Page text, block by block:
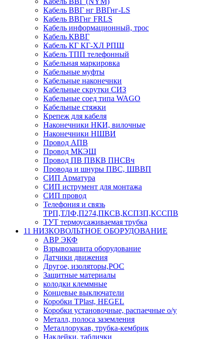
Кабель ВВГ нг ВВГнг-LS
Кабель ВВГнг FRLS
Кабель информационный, трос
Кабель КВВГ
Кабель КГ КГ-ХЛ РПШ
Кабель ТПП телефонный
Кабельная маркировка
Кабельные муфты
Кабельные наконечнки
Кабельные скрутки СИЗ
Кабельные соед типа WAGO
Кабельные стяжки
Крепеж для кабеля
Наконечники НКИ, вилочные
Наконечники НШВИ
Провод АПВ
Провод МКЭШ
Провод ПВ ПВКВ ПНСВч
Провода и шнуры ПВС, ШВВП
СИП Арматура
СИП иструмент для монтажа
СИП провод
Телефония и связь
ТРП,ТЛФ,П274,ПКСВ,КСПЗП,КССПВ
ТУТ термоусаживаемая трубка
11 НИЗКОВОЛЬТНОЕ ОБОРУДОВАНИЕ
АВР ЭКФ
Взрывозащита оборудование
Датчики движения
Другое, изоляторы,РОС
Защитные материалы
колодки клеммные
Концевые выключатели
Коробки TPlast, HEGEL
Коробки установочные, распаечные о/у
Металл, полоса заземления
Металлорукав, трубка-кембрик
Наклейки, таблички